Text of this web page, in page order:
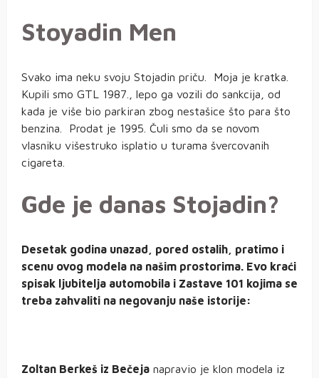
Stoyadin Men
Svako ima neku svoju Stojadin priču. Moja je kratka.
Kupili smo GTL 1987., lepo ga vozili do sankcija, od
kada je više bio parkiran zbog nestašice što para što
benzina. Prodat je 1995. Čuli smo da se novom
vlasniku višestruko isplatio u turama švercovanih
cigareta.
Gde je danas Stojadin?
Desetak godina unazad, pored ostalih, pratimo i
scenu ovog modela na našim prostorima. Evo kraći
spisak ljubitelja automobila i Zastave 101 kojima se
treba zahvaliti na negovanju naše istorije:
Zoltan Berkeš iz Bečeja napravio je klon modela iz